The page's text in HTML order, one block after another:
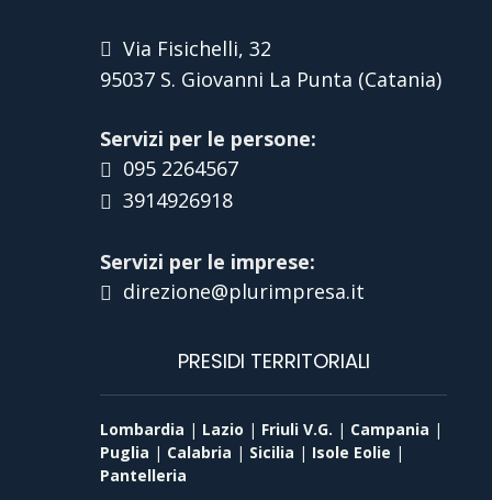
Via Fisichelli, 32
95037 S. Giovanni La Punta (Catania)
Servizi per le persone:
095 2264567
3914926918
Servizi per le imprese:
direzione@plurimpresa.it
PRESIDI TERRITORIALI
Lombardia | Lazio | Friuli V.G. | Campania |
Puglia | Calabria | Sicilia | Isole Eolie |
Pantelleria